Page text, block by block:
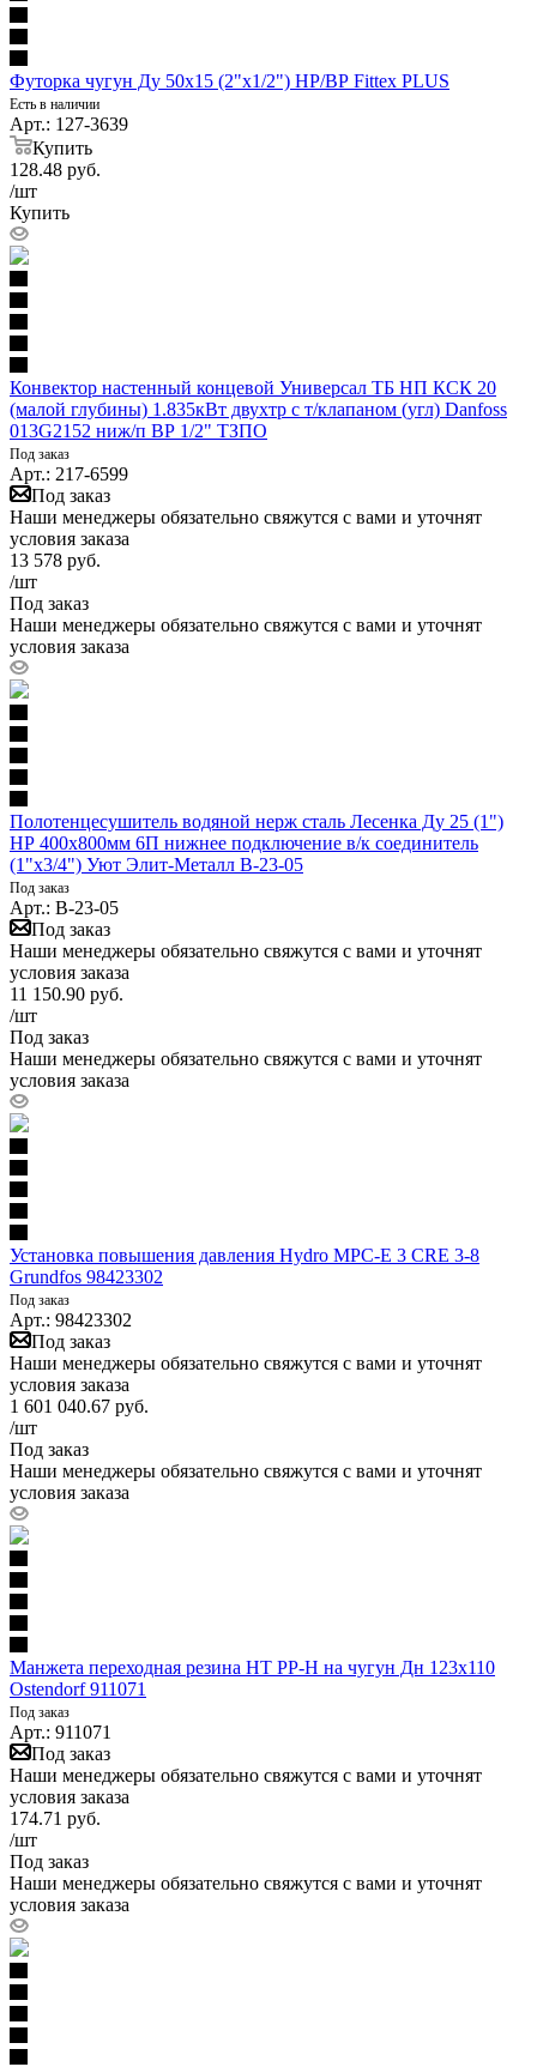
Футорка чугун Ду 50х15 (2"х1/2") НР/ВР Fittex PLUS
Есть в наличии
Арт.: 127-3639
Купить
128.48 руб.
/шт
Купить
Конвектор настенный концевой Универсал ТБ НП КСК 20
(малой глубины) 1.835кВт двухтр с т/клапаном (угл) Danfoss
013G2152 ниж/п ВР 1/2" ТЗПО
Под заказ
Арт.: 217-6599
Под заказ
Наши менеджеры обязательно свяжутся с вами и уточнят
условия заказа
13 578 руб.
/шт
Под заказ
Наши менеджеры обязательно свяжутся с вами и уточнят
условия заказа
Полотенцесушитель водяной нерж сталь Лесенка Ду 25 (1")
НР 400х800мм 6П нижнее подключение в/к соединитель
(1"х3/4") Уют Элит-Металл В-23-05
Под заказ
Арт.: В-23-05
Под заказ
Наши менеджеры обязательно свяжутся с вами и уточнят
условия заказа
11 150.90 руб.
/шт
Под заказ
Наши менеджеры обязательно свяжутся с вами и уточнят
условия заказа
Установка повышения давления Hydro MPC-E 3 CRE 3-8
Grundfos 98423302
Под заказ
Арт.: 98423302
Под заказ
Наши менеджеры обязательно свяжутся с вами и уточнят
условия заказа
1 601 040.67 руб.
/шт
Под заказ
Наши менеджеры обязательно свяжутся с вами и уточнят
условия заказа
Манжета переходная резина HT PP-H на чугун Дн 123х110
Ostendorf 911071
Под заказ
Арт.: 911071
Под заказ
Наши менеджеры обязательно свяжутся с вами и уточнят
условия заказа
174.71 руб.
/шт
Под заказ
Наши менеджеры обязательно свяжутся с вами и уточнят
условия заказа